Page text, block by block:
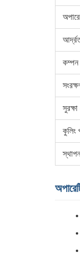
কম্পন
কুলিং
স্থাপন